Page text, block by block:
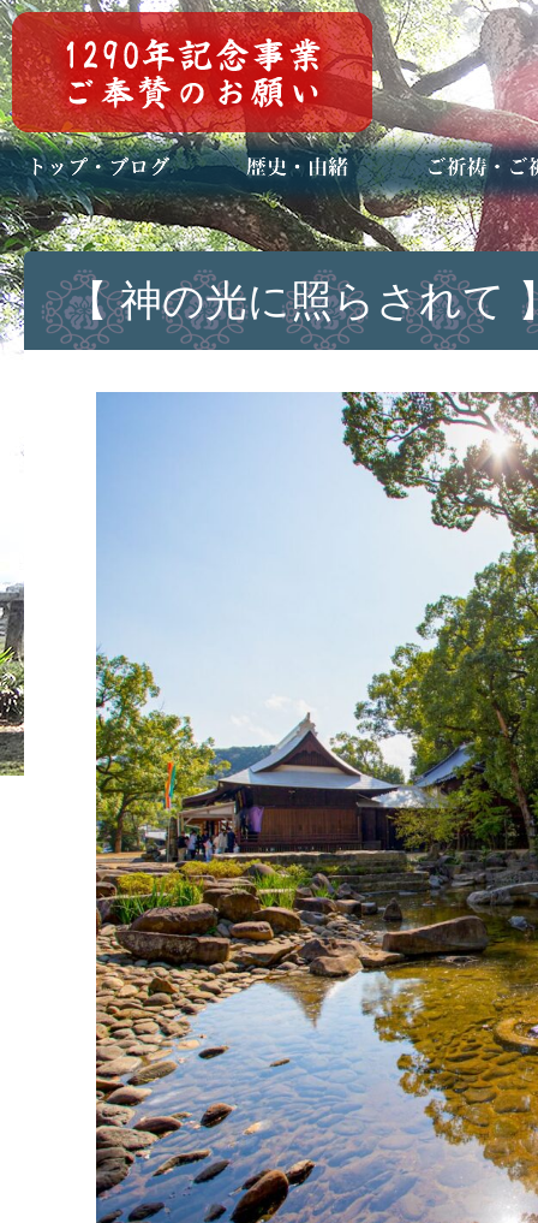
トップページ
ブログ(日々八百万)
お知らせ一覧 歴史・ご祭神
年中行事
メディア掲載 ご祈祷・ご祈
安産祈願
初宮参り
七五三詣
長寿のお祝い
神前結婚式
厄祓い・方位
車のお祓い
地鎮祭
神葬祭（神式
【 神の光に照らされて